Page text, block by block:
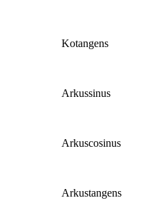
Kotangens
Arkussinus
Arkuscosinus
Arkustangens